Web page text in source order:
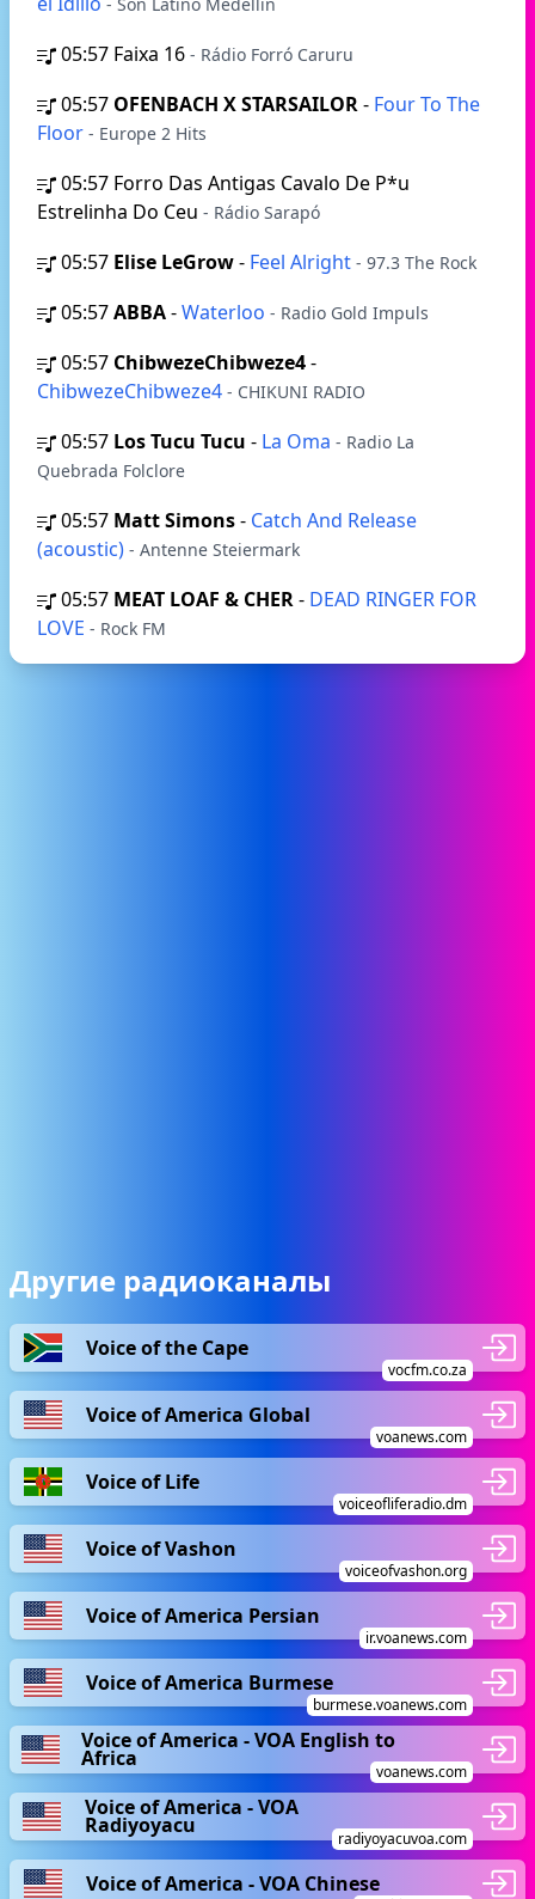
05:57 Faixa 16 - Rádio Forró Caruru
05:57 OFENBACH X STARSAILOR- Four To The
Floor - Europe 2 Hits
05:57 Forro Das Antigas Cavalo De P*u
Estrelinha Do Ceu - Rádio Sarapó
05:57 Elise LeGrow- Feel Alright - 97.3 The Rock
05:57ABBA-Waterloo - Radio Gold Impuls
05:57 ChibwezeChibweze4-
ChibwezeChibweze4 - CHIKUNI RADIO
05:57 Los Tucu Tucu - La Oma - Radio La
Quebrada Folclore
05:57 Matt Simons- Catch And Release
(acoustic) - Antenne Steiermark
05:57 MEAT LOAF & CHER- DEAD RINGER FOR
LOVE - Rock FM
Другие радиоканалы
Voice of the Cape
vocfm.co.za
Voice of America Global
voanews.com
Voice of Life
voiceofliferadio.dm
Voice of Vashon
voiceofvashon.org
Voice of America Persian
ir.voanews.com
Voice of America Burmese
burmese.voanews.com
Voice of America - VOA English to
Africa
voanews.com
Voice of America - VOA
Radiyoyacu
radiyoyacuvoa.com
Voice of America - VOA Chinese